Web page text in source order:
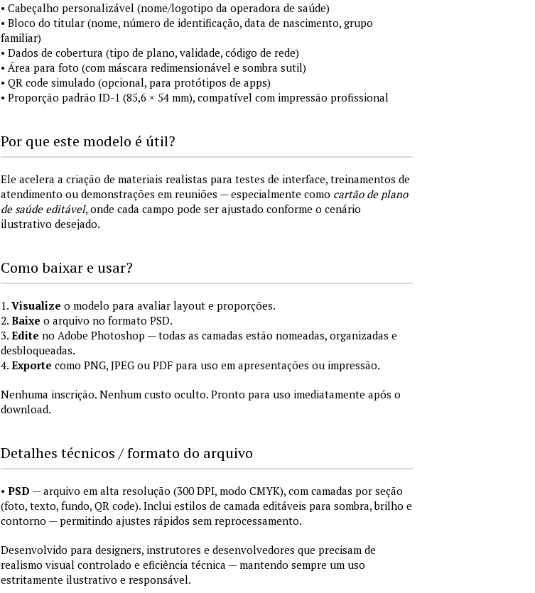
• Cabeçalho personalizável (nome/logotipo da operadora de saúde)
• Bloco do titular (nome, número de identificação, data de nascimento, grupo
familiar)
• Dados de cobertura (tipo de plano, validade, código de rede)
• Área para foto (com máscara redimensionável e sombra sutil)
• QR code simulado (opcional, para protótipos de apps)
• Proporção padrão ID-1 (85,6 × 54 mm), compatível com impressão profissional
Por que este modelo é útil?
Ele acelera a criação de materiais realistas para testes de interface, treinamentos de
atendimento ou demonstrações em reuniões — especialmente como cartão de plano
de saúde editável, onde cada campo pode ser ajustado conforme o cenário
ilustrativo desejado.
Como baixar e usar?
1. Visualize o modelo para avaliar layout e proporções.
2. Baixe o arquivo no formato PSD.
3. Edite no Adobe Photoshop — todas as camadas estão nomeadas, organizadas e
desbloqueadas.
4. Exporte como PNG, JPEG ou PDF para uso em apresentações ou impressão.
Nenhuma inscrição. Nenhum custo oculto. Pronto para uso imediatamente após o
download.
Detalhes técnicos / formato do arquivo
• PSD — arquivo em alta resolução (300 DPI, modo CMYK), com camadas por seção
(foto, texto, fundo, QR code). Inclui estilos de camada editáveis para sombra, brilho e
contorno — permitindo ajustes rápidos sem reprocessamento.
Desenvolvido para designers, instrutores e desenvolvedores que precisam de
realismo visual controlado e eficiência técnica — mantendo sempre um uso
estritamente ilustrativo e responsável.